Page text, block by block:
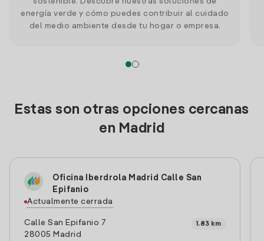
energía verde y cómo puedes contribuir al cuidado
del medio ambiente desde tu hogar o empresa.
Estas son otras opciones cercanas
en Madrid
Oficina Iberdrola Madrid Calle San
Epifanio
Actualmente cerrada
Calle San Epifanio 7
28005 Madrid
1.83 km